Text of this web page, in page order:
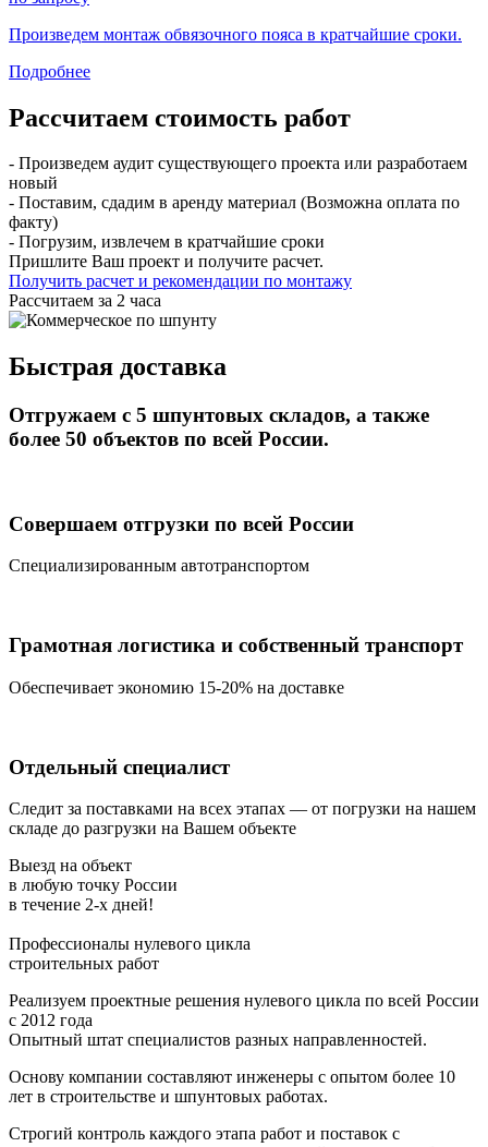
Произведем монтаж обвязочного пояса в кратчайшие сроки.
Подробнее
Рассчитаем стоимость работ
- Произведем аудит существующего проекта или разработаем
новый
- Поставим, сдадим в аренду материал (Возможна оплата по
факту)
- Погрузим, извлечем в кратчайшие сроки
Пришлите Ваш проект и получите расчет.
Получить расчет и рекомендации по монтажу
Рассчитаем за 2 часа
Быстрая доставка
Отгружаем с 5 шпунтовых складов, а также
более 50 объектов по всей России.
Совершаем отгрузки по всей России
Специализированным автотранспортом
Грамотная логистика и собственный транспорт
Обеспечивает экономию 15-20% на доставке
Отдельный специалист
Следит за поставками на всех этапах — от погрузки на нашем
складе до разгрузки на Вашем объекте
Выезд на объект
в любую точку России
в течение 2-х дней!
Профессионалы нулевого цикла
строительных работ
Реализуем проектные решения нулевого цикла по всей России
с 2012 года
Опытный штат специалистов разных направленностей.
Основу компании составляют инженеры с опытом более 10
лет в строительстве и шпунтовых работах.
Строгий контроль каждого этапа работ и поставок с